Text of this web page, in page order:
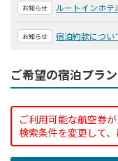
お知らせ ルートインホテ
お知らせ 宿泊約款につい
ご希望の宿泊プラ
ご利用可能な航空券
検索条件を変更して、